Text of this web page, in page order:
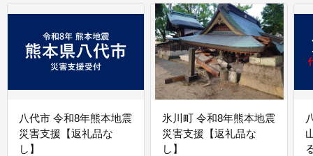
八代市 令和8年熊本地震
災害支援【返礼品な
し】
氷川町 令和8年熊本地震
災害支援【返礼品な
し】